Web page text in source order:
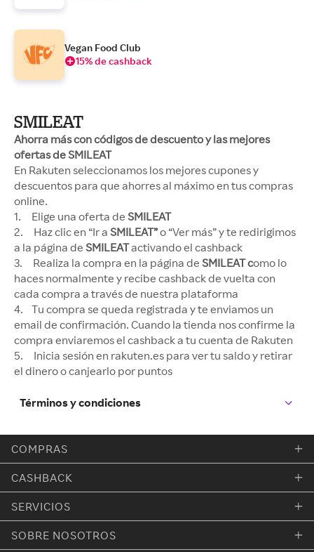
Vegan Food Club
15% de cashback
SMILEAT
Ahorra más con códigos de descuento y las mejores
ofertas de SMILEAT
En Rakuten seleccionamos los mejores cupones y
descuentos para que ahorres al máximo en tus compras
online.
1. Elige una oferta de SMILEAT
2. Haz clic en “Ir a SMILEAT”o “Ver más” y te redirigimos
a la página de SMILEATactivando el cashback
3. Realiza la compra en la página de SMILEAT como lo
haces normalmente y recibe cashback de vuelta con
cada compra a través de nuestra plataforma
4. Tu compra se queda registrada y te enviamos un
email de confirmación. Cuando la tienda nos confirme la
compra enviaremos el cashback a tu cuenta de Rakuten
5. Inicia sesión en rakuten.es para ver tu saldo y retirar
el dinero o canjearlo por puntos
Términos y condiciones
COMPRAS
CASHBACK
SERVICIOS
SOBRE NOSOTROS